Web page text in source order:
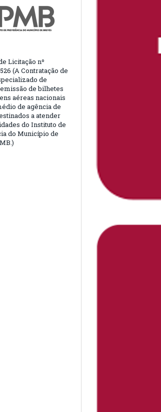
Licitação nº
(A Contratação de
de
de bilhetes
aéreas nacionais
de agência de
a atender
do Instituto de
do Município de